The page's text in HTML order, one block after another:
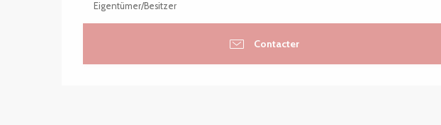
Eigentümer/Besitzer
Contacter